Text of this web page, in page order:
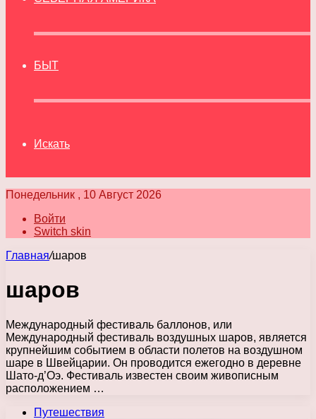
БЫТ
Искать
Понедельник , 10 Август 2026
Войти
Switch skin
Главная/шаров
шаров
Международный фестиваль баллонов, или
Международный фестиваль воздушных шаров, является
крупнейшим событием в области полетов на воздушном
шаре в Швейцарии. Он проводится ежегодно в деревне
Шато-д’Оэ. Фестиваль известен своим живописным
расположением …
Путешествия